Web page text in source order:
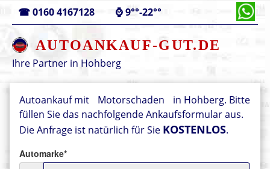
☎0160 4167128 ⌚9°°-22°°
AUTOANKAUF-GUT.DE
Ihre Partner in Hohberg
Autoankauf mit Motorschaden
in Hohberg. Bitte
füllen Sie das nachfolgende Ankaufsformular aus.
Die Anfrage ist natürlich für Sie KOSTENLOS.